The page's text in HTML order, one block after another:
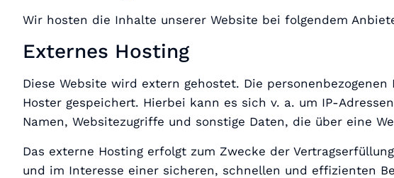
Wir hosten die Inhalte unserer Website bei folgendem
Externes Hosting
Diese Website wird extern gehostet. Die
Hoster gespeichert. Hierbei kann es sich v. a. um IP-
Namen, Websitezugriffe und sonstige Daten, die über eine
Das externe Hosting erfolgt zum Zwecke der
und im Interesse einer sicheren, schnellen und effizienten